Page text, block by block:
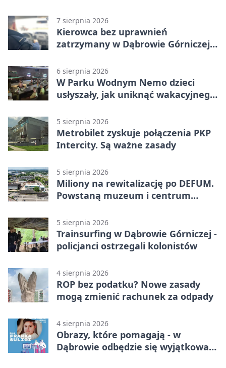
7 sierpnia 2026
Kierowca bez uprawnień
zatrzymany w Dąbrowie Górniczej.
6 sierpnia 2026
W Parku Wodnym Nemo dzieci
usłyszały, jak uniknąć wakacyjnego
5 sierpnia 2026
Metrobilet zyskuje połączenia PKP
Intercity. Są ważne zasady
5 sierpnia 2026
Miliony na rewitalizację po DEFUM.
Powstaną muzeum i centrum
5 sierpnia 2026
Trainsurfing w Dąbrowie Górniczej -
policjanci ostrzegali kolonistów
4 sierpnia 2026
ROP bez podatku? Nowe zasady
mogą zmienić rachunek za odpady
4 sierpnia 2026
Obrazy, które pomagają - w
Dąbrowie odbędzie się wyjątkowa